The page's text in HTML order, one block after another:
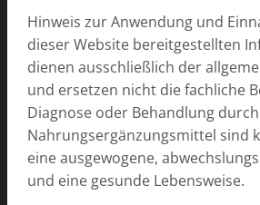
Hinweis zur Anwendung und
dieser Website bereitgestellten
dienen ausschließlich der
und ersetzen nicht die fachliche
Diagnose oder Behandlung
Nahrungsergänzungsmittel sind
eine ausgewogene,
und eine gesunde Lebensweise.